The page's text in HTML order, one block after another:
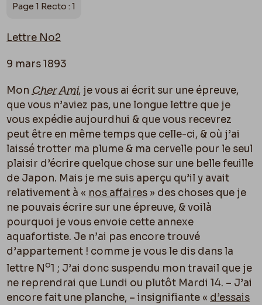
Page 1 Recto : 1
Lettre No2
9 mars 1893
MonCher Ami, je vous ai écrit sur une épreuve,
que vous n’aviez pas, une longue lettre que je
vous expédie aujourdhui & que vous recevrez
peut être en même temps que celle-ci, & où j’ai
laissé trotter ma plume & ma cervelle pour le seul
plaisir d’écrire quelque chose sur une belle feuille
de Japon. Mais je me suis aperçu qu’il y avait
relativement à « nos affaires » des choses que je
ne pouvais écrire sur une épreuve, & voilà
pourquoi je vous envoie cette annexe
aquafortiste. Je n’ai pas encore trouvé
d’appartement ! comme je vous le dis dans la
lettre No1 ; J’ai donc suspendu mon travail que je
ne reprendrai que Lundi ou plutôt Mardi 14. – J’ai
encore fait une planche, – insignifiante « d’essais